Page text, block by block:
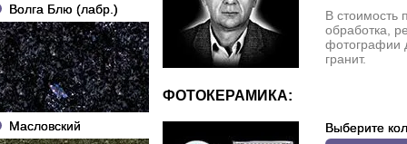
Волга Блю (лабр.)
Масловский
В стоимость
обработка,
фотографии
гранит.
ФОТОКЕРАМИКА:
Выберите